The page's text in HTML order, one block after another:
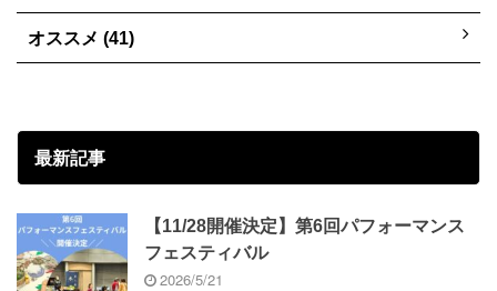
オススメ (41)
最新記事
【11/28開催決定】第6回パフォーマンス
フェスティバル
2026/5/21